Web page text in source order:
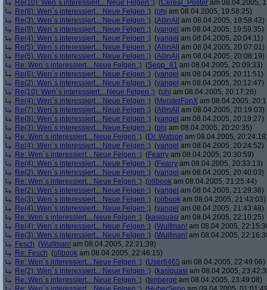
Re(10): Wen´s interessiert... Neue Felgen ;) (Cereal_Poster am 08.04.2005,
Re(8): Wen´s interessiert... Neue Felgen ;) (phj am 08.04.2005, 19:58:25)
Re(3): Wen´s interessiert... Neue Felgen ;) (AllinAll
am 08.04.2005, 19:58:42)
Re(9): Wen´s interessiert... Neue Felgen ;) (yangel am 08.04.2005, 19:59:35)
Re(4): Wen´s interessiert... Neue Felgen ;) (yangel am 08.04.2005, 20:04:11)
Re(5): Wen´s interessiert... Neue Felgen ;) (AllinAll
am 08.04.2005, 20:07:01)
Re(5): Wen´s interessiert... Neue Felgen ;) (AllinAll
am 08.04.2005, 20:08:19)
Re: Wen´s interessiert... Neue Felgen ;) (Sepp_81 am 08.04.2005, 20:09:33)
Re(6): Wen´s interessiert... Neue Felgen ;) (yangel am 08.04.2005, 20:11:51)
Re(2): Wen´s interessiert... Neue Felgen ;) (yangel am 08.04.2005, 20:12:47)
Re(10): Wen´s interessiert... Neue Felgen ;) (phj am 08.04.2005, 20:17:26)
Re(4): Wen´s interessiert... Neue Felgen ;) (MeisterFonX am 08.04.2005,
Re(7): Wen´s interessiert... Neue Felgen ;) (AllinAll
am 08.04.2005, 20:19:03)
Re(8): Wen´s interessiert... Neue Felgen ;) (yangel am 08.04.2005, 20:19:27)
Re(3): Wen´s interessiert... Neue Felgen ;) (phj am 08.04.2005, 20:20:35)
Re: Wen´s interessiert... Neue Felgen ;) (Dr. Watson am 08.04.2005,
Re(4): Wen´s interessiert... Neue Felgen ;) (yangel am 08.04.2005, 20:24:52)
Re: Wen´s interessiert... Neue Felgen ;) (Fearry am 08.04.2005, 20:30:59)
Re(4): Wen´s interessiert... Neue Felgen ;) (Fearry am 08.04.2005, 20:33:13)
Re(2): Wen´s interessiert... Neue Felgen ;) (yangel am 08.04.2005, 20:40:03)
Re: Wen´s interessiert... Neue Felgen ;) (olibook am 08.04.2005, 21:25:44)
Re(2): Wen´s interessiert... Neue Felgen ;) (yangel am 08.04.2005, 21:29:38)
Re(3): Wen´s interessiert... Neue Felgen ;) (olibook am 08.04.2005, 21:43:03)
Re(4): Wen´s interessiert... Neue Felgen ;) (yangel am 08.04.2005, 21:43:48)
Re: Wen´s interessiert... Neue Felgen ;) (kasiquasi am 08.04.2005, 22:10:25)
Re(4): Wen´s interessiert... Neue Felgen ;) (Wulfman! am 08.04.2005,
Re(3): Wen´s interessiert... Neue Felgen ;) (Wulfman! am 08.04.2005,
Fesch (Wulfman! am 08.04.2005, 22:21:39)
Re: Fesch (olibook am 08.04.2005, 22:46:15)
Re: Wen´s interessiert... Neue Felgen ;) (User6465 am 08.04.2005, 22:49:06)
Re(2): Wen´s interessiert... Neue Felgen ;) (kasiquasi am 08.04.2005,
Re: Wen´s interessiert... Neue Felgen ;) (tenberge am 08.04.2005, 23:49:08)